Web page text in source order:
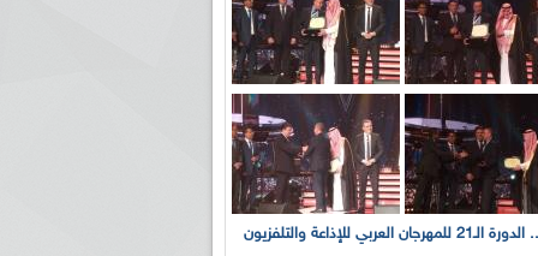
بالصور... الدورة الـ21 للمهرجان العربي للإذاعة والتلفزيون